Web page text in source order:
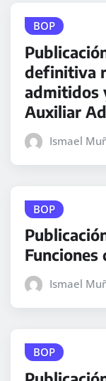
BOP
definitiva
admitidos
Auxiliar
Ismael
BOP
Funciones
Ismael
BOP